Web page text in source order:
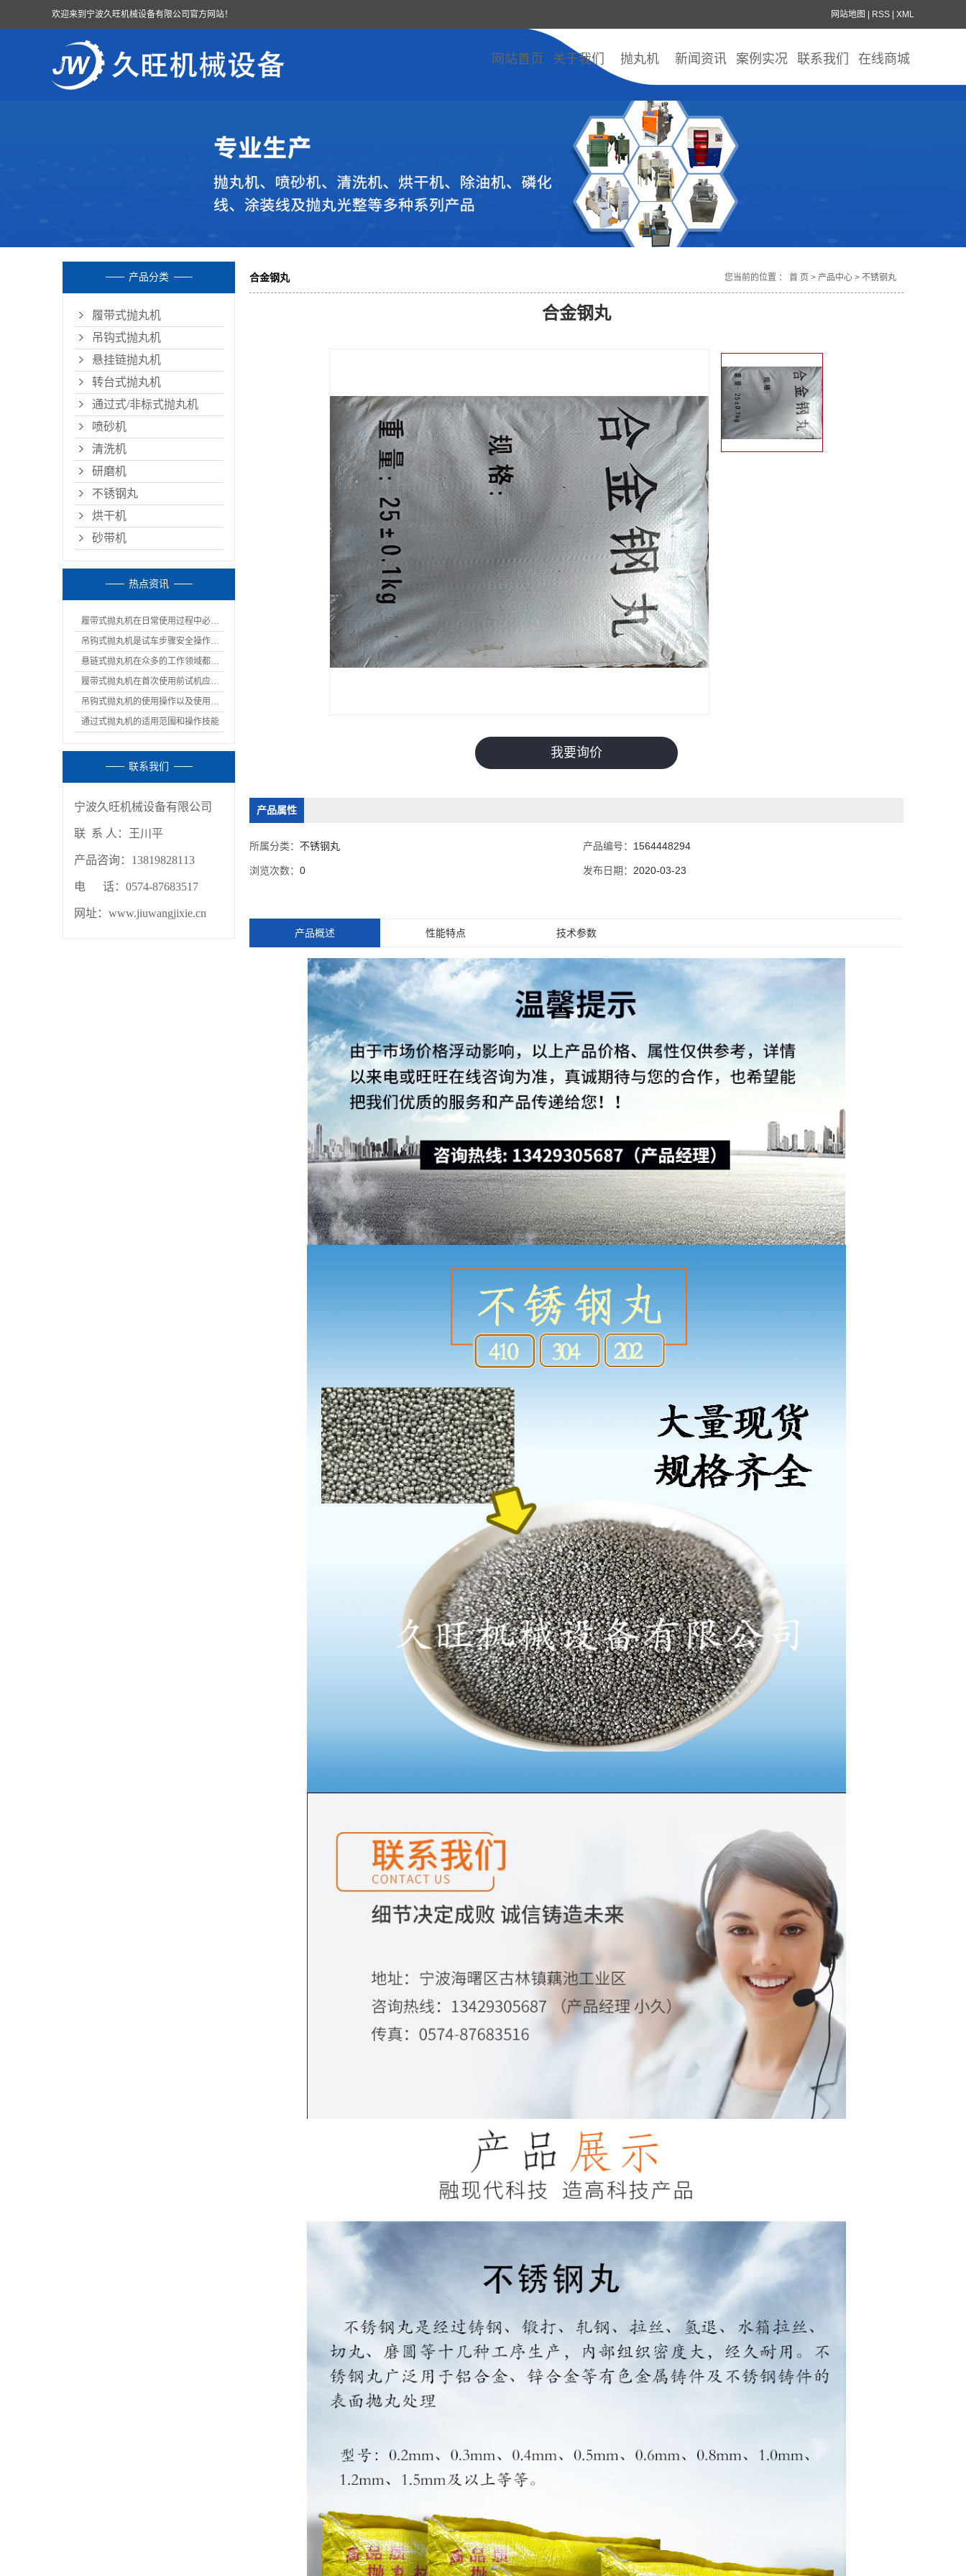
欢迎来到宁波久旺机械设备有限公司官方网站！ 网站地图 RSS XML
网站首页 关于我们 抛丸机 新闻资讯 案例实况 联系我们 在线商城
产品分类
履带式抛丸机
吊钩式抛丸机
悬挂链抛丸机
转台式抛丸机
通过式/非标式抛丸机
喷砂机
清洗机
研磨机
不锈钢丸
烘干机
砂带机
热点资讯
履带式抛丸机在日常使用过程中必须的注意事项
吊钩式抛丸机是试车步骤安全操作规程
悬链式抛丸机在众多的工作领域都有着重要的作用
履带式抛丸机在首次使用前试机应该如何调试呢
吊钩式抛丸机的使用操作以及使用通知
通过式抛丸机的适用范围和操作技能
联系我们
宁波久旺机械设备有限公司
联 系 人： 王川平
产品咨询：13819828113
电 话：0574-87683517
网址：www.jiuwangjixie.cn
合金钢丸 您当前的位置 ： 首 页 > 产品中心 > 不锈钢丸
合金钢丸
我要询价
产品属性
所属分类：不锈钢丸 产品编号： 1564448294
浏览次数：0 发布日期：2020-03-23
产品概述 性能特点 技术参数